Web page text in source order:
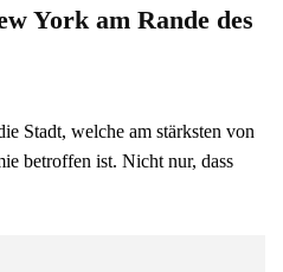
York am Rande des
Stadt, welche am stärksten von
betroffen ist. Nicht nur, dass